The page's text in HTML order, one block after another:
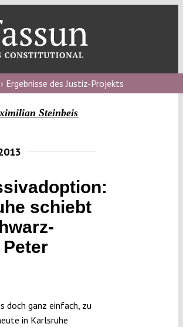
Funding
Ergebnisse des Justiz-Projekts
Steinbeis
schiebt
doch ganz einfach, zu
in Karlsruhe